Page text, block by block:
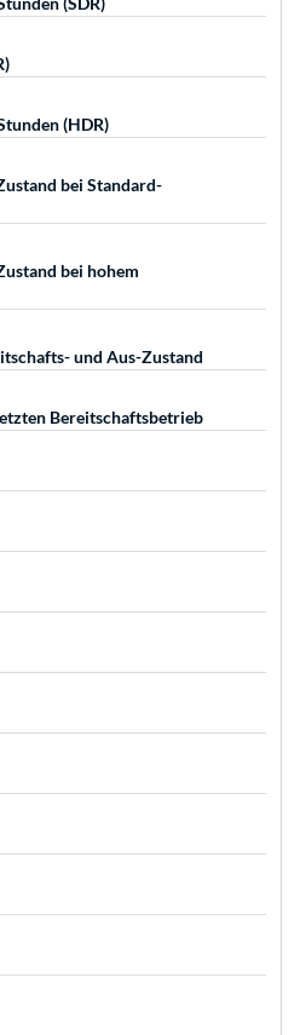
(HDR)
bei Standard-
bei hohem
und Aus-Zustand
Bereitschaftsbetrieb